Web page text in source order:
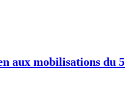
aux mobilisations du 5